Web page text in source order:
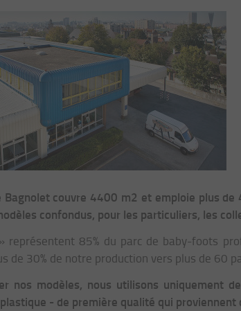
couvre 4400 m2 et emploie plus
confondus, pour les particuliers, les
représentent 85% du parc de baby-foots
de 30% de notre production vers plus de 60
nos modèles, nous utilisons uniquement
- de première qualité qui proviennent